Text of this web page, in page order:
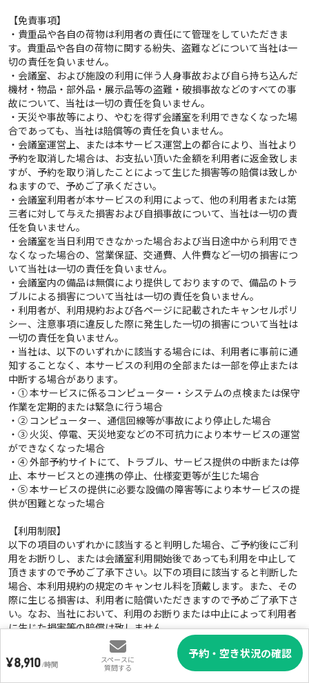
【免責事項】
・貴重品や各自の荷物は利用者の責任にて管理をしていただきま
す。貴重品や各自の荷物に関する紛失、盗難などについて当社は一
切の責任を負いません。
・会議室、および施設の利用に伴う人身事故および自ら持ち込んだ
機材・物品・部外品・展示品等の盗難・破損事故などのすべての事
故について、当社は一切の責任を負いません。
・天災や事故等により、やむを得ず会議室を利用できなくなった場
合であっても、当社は賠償等の責任を負いません。
・会議室運営上、または本サービス運営上の都合により、当社より
予約を取消した場合は、お支払い頂いた金額を利用者に返金致しま
すが、予約を取り消したことによって生じた損害等の賠償は致しか
ねますので、予めご了承ください。
・会議室利用者が本サービスの利用によって、他の利用者または第
三者に対して与えた損害および自損事故について、当社は一切の責
任を負いません。
・会議室を当日利用できなかった場合および当日途中から利用でき
なくなった場合の、営業保証、交通費、人件費など一切の損害につ
いて当社は一切の責任を負いません。
・会議室内の備品は無償により提供しておりますので、備品のトラ
ブルによる損害について当社は一切の責任を負いません。
・利用者が、利用規約および各ページに記載されたキャンセルポリ
シー、注意事項に違反した際に発生した一切の損害について当社は
一切の責任を負いません。
・当社は、以下のいずれかに該当する場合には、利用者に事前に通
知することなく、本サービスの利用の全部または一部を停止または
中断する場合があります。
・① 本サービスに係るコンピューター・システムの点検または保守
作業を定期的または緊急に行う場合
・② コンピューター、通信回線等が事故により停止した場合
・③ 火災、停電、天災地変などの不可抗力により本サービスの運営
ができなくなった場合
・④ 外部予約サイトにて、トラブル、サービス提供の中断または停
止、本サービスとの連携の停止、仕様変更等が生じた場合
・⑤ 本サービスの提供に必要な設備の障害等により本サービスの提
供が困難となった場合
【利用制限】
以下の項目のいずれかに該当すると判明した場合、ご予約後にご利
用をお断りし、または会議室利用開始後であっても利用を中止して
頂きますので予めご了承下さい。以下の項目に該当すると判断した
場合、本利用規約の規定のキャンセル料を頂戴します。また、その
際に生じる損害は、利用者に賠償いただきますので予めご了承下さ
い。なお、当社において、利用のお断りまたは中止によって利用者
に生じた損害等の賠償は致しません。
・公序良俗に反すると認められた団体、個人、またはそれらと関係
していると認められた団体、個人。
・催事内容が公序良俗に反する、またはビル内他施設・他利用者へ
¥8,910/時間
スペースに
質問する
予約・空き状況の確認